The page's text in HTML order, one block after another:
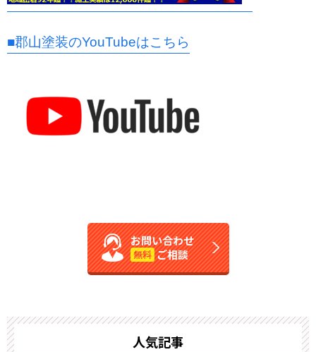
■郡山塗装のYouTubeはこちら
お問い合わせ
無料 ご相談
人気記事